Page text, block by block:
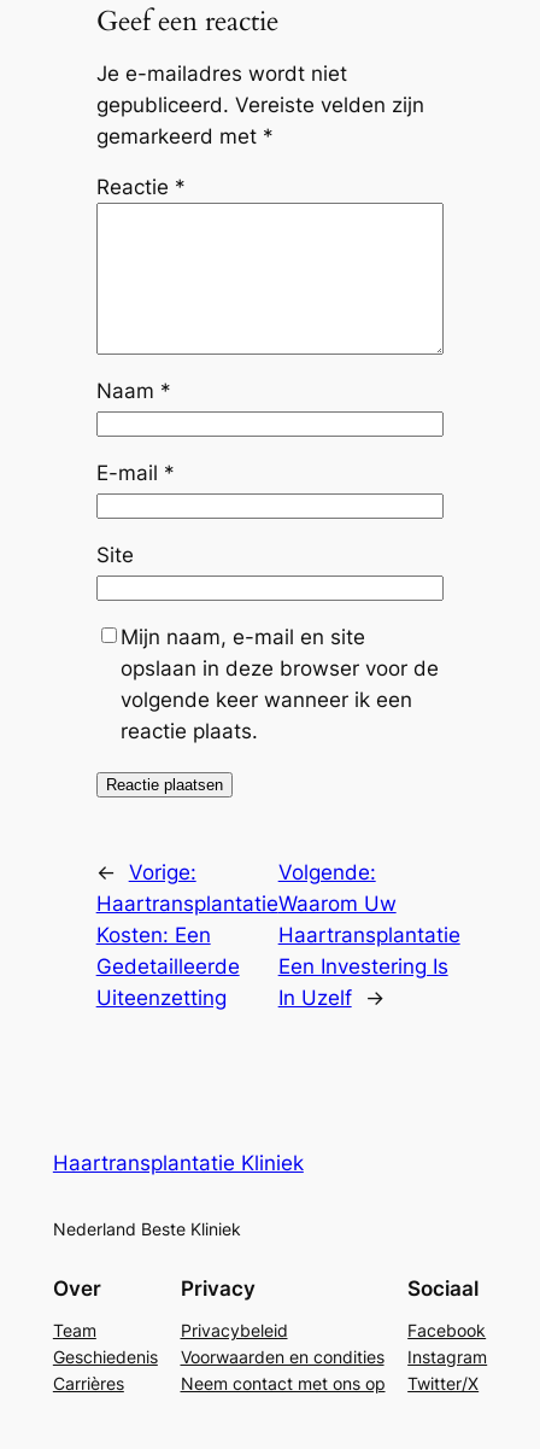
Geef een reactie
Je e-mailadres wordt niet
gepubliceerd. Vereiste velden zijn
gemarkeerd met *
Reactie *
Naam *
E-mail *
Site
Mijn naam, e-mail en site
opslaan in deze browser voor de
volgende keer wanneer ik een
reactie plaats.
← Vorige:
Haartransplantatie
Kosten: Een
Gedetailleerde
Uiteenzetting
Volgende:
Waarom Uw
Haartransplantatie
Een Investering Is
In Uzelf
→
Haartransplantatie Kliniek
Nederland Beste Kliniek
Over
Team
Geschiedenis
Carrières
Privacy
Privacybeleid
Voorwaarden en condities
Neem contact met ons op
Sociaal
Facebook
Instagram
Twitter/X